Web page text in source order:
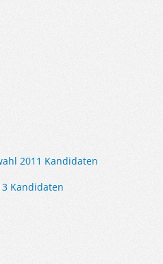
2011 Kandidaten
Kandidaten